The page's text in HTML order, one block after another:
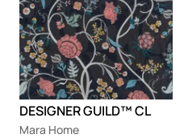
DESIGNER GUILD™ CL
Mara Home